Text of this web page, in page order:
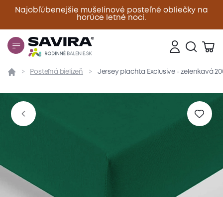
Najobľúbenejšie mušelínové posteľné obliečky na
horúce letné noci.
Zavrieť
Prehľad Parametre Popis produktu
Posteľná bielizeň Jersey plachta Exclusive - zelenkavá